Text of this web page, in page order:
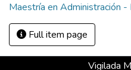
Maestría en Administración
Full item page
Vigilada